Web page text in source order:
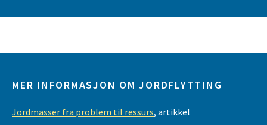
MER INFORMASJON OM JORDFLYTTING
Jordmasser fra problem til ressurs, artikkel